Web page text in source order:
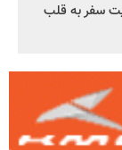
سفر به قلب